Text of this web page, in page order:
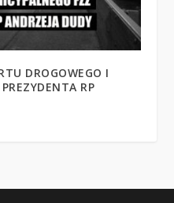
DROGOWEGO I
RP